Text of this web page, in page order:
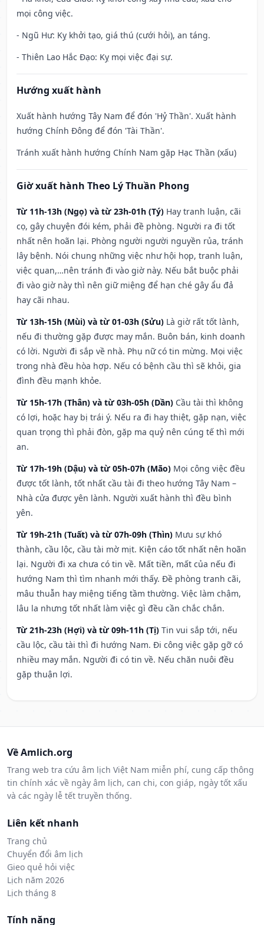
mọi công việc.
- Ngũ Hư: Kỵ khởi tạo, giá thú (cưới hỏi), an táng.
- Thiên Lao Hắc Đạo: Kỵ mọi việc đại sự.
Hướng xuất hành
Xuất hành hướng Tây Nam để đón 'Hỷ Thần'. Xuất hành
hướng Chính Đông để đón 'Tài Thần'.
Tránh xuất hành hướng Chính Nam gặp Hạc Thần (xấu)
Giờ xuất hành Theo Lý Thuần Phong
Từ 11h-13h (Ngọ) và từ 23h-01h (Tý) Hay tranh luận, cãi
cọ, gây chuyện đói kém, phải đề phòng. Người ra đi tốt
nhất nên hoãn lại. Phòng người người nguyền rủa, tránh
lây bệnh. Nói chung những việc như hội họp, tranh luận,
việc quan,…nên tránh đi vào giờ này. Nếu bắt buộc phải
đi vào giờ này thì nên giữ miệng để hạn ché gây ẩu đả
hay cãi nhau.
Từ 13h-15h (Mùi) và từ 01-03h (Sửu) Là giờ rất tốt lành,
nếu đi thường gặp được may mắn. Buôn bán, kinh doanh
có lời. Người đi sắp về nhà. Phụ nữ có tin mừng. Mọi việc
trong nhà đều hòa hợp. Nếu có bệnh cầu thì sẽ khỏi, gia
đình đều mạnh khỏe.
Từ 15h-17h (Thân) và từ 03h-05h (Dần) Cầu tài thì không
có lợi, hoặc hay bị trái ý. Nếu ra đi hay thiệt, gặp nạn, việc
quan trọng thì phải đòn, gặp ma quỷ nên cúng tế thì mới
an.
Từ 17h-19h (Dậu) và từ 05h-07h (Mão) Mọi công việc đều
được tốt lành, tốt nhất cầu tài đi theo hướng Tây Nam –
Nhà cửa được yên lành. Người xuất hành thì đều bình
yên.
Từ 19h-21h (Tuất) và từ 07h-09h (Thìn) Mưu sự khó
thành, cầu lộc, cầu tài mờ mịt. Kiện cáo tốt nhất nên hoãn
lại. Người đi xa chưa có tin về. Mất tiền, mất của nếu đi
hướng Nam thì tìm nhanh mới thấy. Đề phòng tranh cãi,
mâu thuẫn hay miệng tiếng tầm thường. Việc làm chậm,
lâu la nhưng tốt nhất làm việc gì đều cần chắc chắn.
Từ 21h-23h (Hợi) và từ 09h-11h (Tị) Tin vui sắp tới, nếu
cầu lộc, cầu tài thì đi hướng Nam. Đi công việc gặp gỡ có
nhiều may mắn. Người đi có tin về. Nếu chăn nuôi đều
gặp thuận lợi.
Về Amlich.org
Trang web tra cứu âm lịch Việt Nam miễn phí, cung cấp thông
tin chính xác về ngày âm lịch, can chi, con giáp, ngày tốt xấu
và các ngày lễ tết truyền thống.
Liên kết nhanh
Trang chủ
Chuyển đổi âm lịch
Gieo quẻ hỏi việc
Lịch năm 2026
Lịch tháng 8
Tính năng